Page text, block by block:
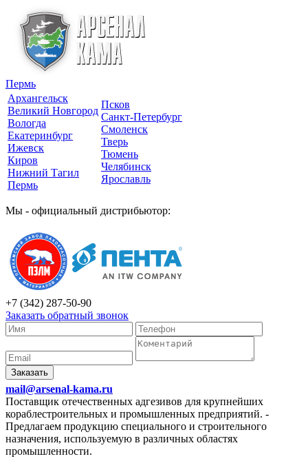
Пермь
Архангельск
Великий Новгород
Вологда
Екатеринбург
Ижевск
Киров
Нижний Тагил
Пермь
Псков
Санкт-Петербург
Смоленск
Тверь
Тюмень
Челябинск
Ярославль
Мы - официальный дистрибьютор:
+7 (342) 287-50-90
Заказать обратный звонок
Заказать
mail@arsenal-kama.ru
Поставщик отечественных адгезивов для крупнейших
кораблестроительных и промышленных предприятий. -
Предлагаем продукцию специального и строительного
назначения, используемую в различных областях
промышленности.